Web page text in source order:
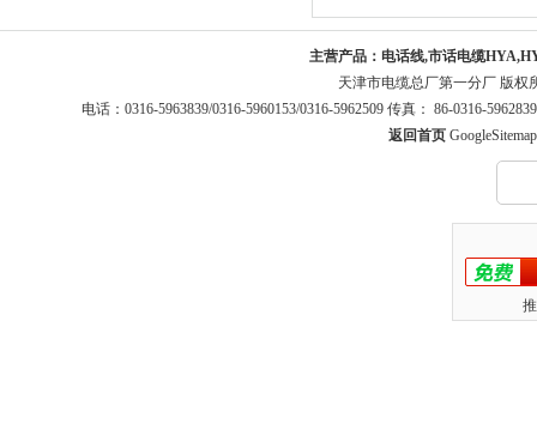
主营产品： 电话线,市话电缆
天津市电缆总厂第一分厂 版权
电话：0316-5963839/0316-5960153/0316-5962509 传真： 86-0316-
返回首页 GoogleSitemap